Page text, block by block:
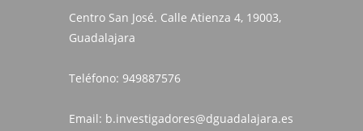
Centro San José. Calle Atienza 4, 19003,
Guadalajara
Teléfono: 949887576
Email: b.investigadores@dguadalajara.es